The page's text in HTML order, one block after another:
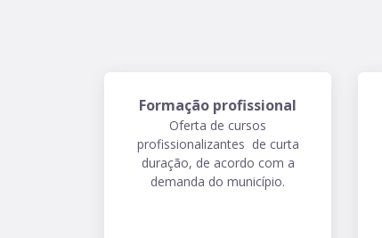
Formação profissional
Oferta de cursos
profissionalizantes de curta
duração, de acordo com a
demanda do município.